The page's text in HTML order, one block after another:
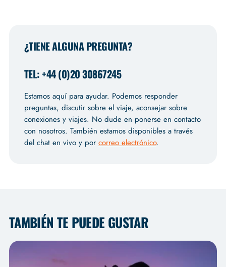
¿TIENE ALGUNA PREGUNTA?
TEL: +44 (0)20 30867245
Estamos aquí para ayudar. Podemos responder
preguntas, discutir sobre el viaje, aconsejar sobre
conexiones y viajes. No dude en ponerse en contacto
con nosotros. También estamos disponibles a través
del chat en vivo y por correo electrónico.
TAMBIÉN TE PUEDE GUSTAR